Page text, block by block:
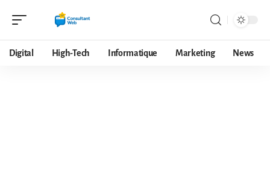
Digital High-Tech Informatique Marketing News